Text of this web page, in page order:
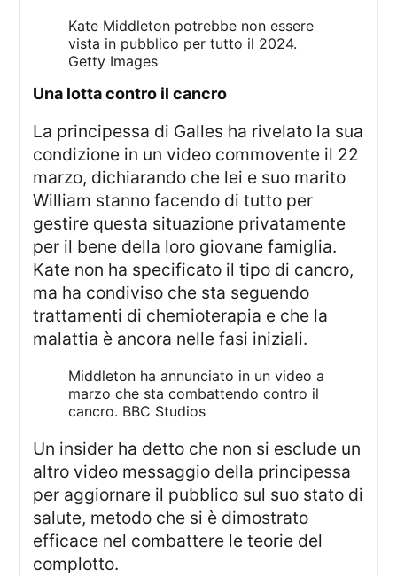
Kate Middleton potrebbe non essere
vista in pubblico per tutto il 2024.
Getty Images
una lotta contro il cancro
La principessa di Galles ha rivelato la sua
condizione in un video commovente il 22
marzo, dichiarando che lei e suo marito
William stanno facendo di tutto per
gestire questa situazione privatamente
per il bene della loro giovane famiglia.
Kate non ha specificato il tipo di cancro,
ma ha condiviso che sta seguendo
trattamenti di chemioterapia e che la
malattia è ancora nelle fasi iniziali.
Middleton ha annunciato in un video a
marzo che sta combattendo contro il
cancro. BBC Studios
Un insider ha detto che non si esclude un
altro video messaggio della principessa
per aggiornare il pubblico sul suo stato di
salute, metodo che si è dimostrato
efficace nel combattere le teorie del
complotto.